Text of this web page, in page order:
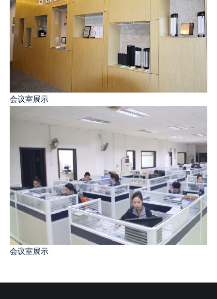
会议室展示
会议室展示